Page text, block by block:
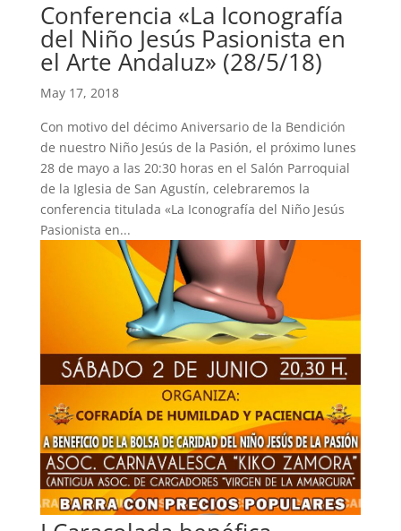
Conferencia «La Iconografía
del Niño Jesús Pasionista en
el Arte Andaluz» (28/5/18)
May 17, 2018
Con motivo del décimo Aniversario de la Bendición
de nuestro Niño Jesús de la Pasión, el próximo lunes
28 de mayo a las 20:30 horas en el Salón Parroquial
de la Iglesia de San Agustín, celebraremos la
conferencia titulada «La Iconografía del Niño Jesús
Pasionista en...